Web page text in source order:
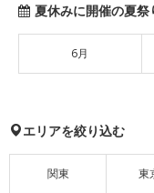
夏休みに開催の夏祭
6月
エリアを絞り込む
関東 東